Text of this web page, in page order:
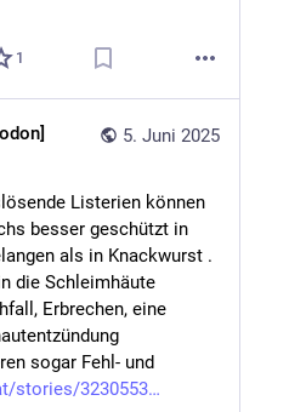
1
5. Juni 2025
Listerien können
besser geschützt in
als in Knackwurst .
die Schleimhäute
Erbrechen, eine
sogar Fehl- und
stories/3230553